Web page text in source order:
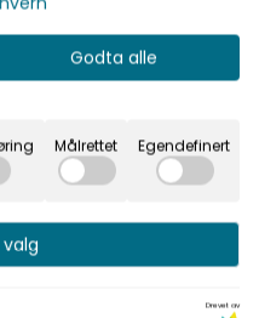
Gravel Skin 4 Silver
Cloud / Iron
Godta alle
Målrettet Egendefinert
Drevet av